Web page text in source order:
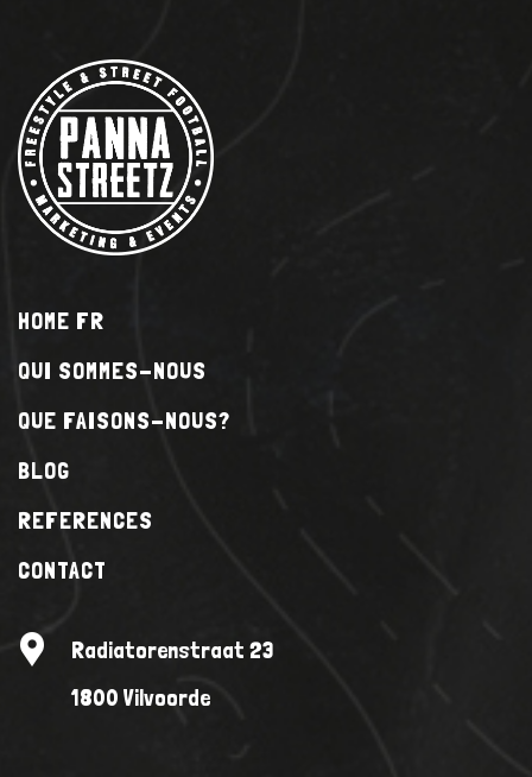
HOME FR
QUI SOMMES-NOUS
QUE FAISONS-NOUS?
BLOG
REFERENCES
CONTACT
Radiatorenstraat 23
1800 Vilvoorde